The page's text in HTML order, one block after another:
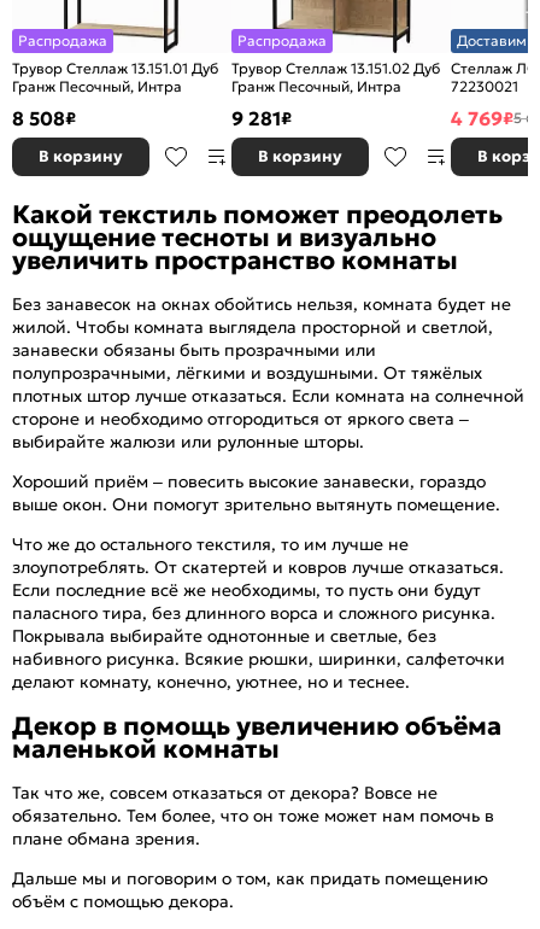
Распродажа
Трувор Стеллаж 13.151.01 Дуб
Гранж Песочный, Интра
8 508₽
В корзину
Распродажа
Трувор Стеллаж 13.151.02 Дуб
Гранж Песочный, Интра
9 281₽
В корзину
Доставим
Стеллаж
72230021
4 769₽5
В
Какой текстиль поможет преодолеть
ощущение тесноты и визуально
увеличить пространство комнаты
Без занавесок на окнах обойтись нельзя, комната будет не
жилой. Чтобы комната выглядела просторной и светлой,
занавески обязаны быть прозрачными или
полупрозрачными, лёгкими и воздушными. От тяжёлых
плотных штор лучше отказаться. Если комната на солнечной
стороне и необходимо отгородиться от яркого света –
выбирайте жалюзи или рулонные шторы.
Хороший приём – повесить высокие занавески, гораздо
выше окон. Они помогут зрительно вытянуть помещение.
Что же до остального текстиля, то им лучше не
злоупотреблять. От скатертей и ковров лучше отказаться.
Если последние всё же необходимы, то пусть они будут
паласного тира, без длинного ворса и сложного рисунка.
Покрывала выбирайте однотонные и светлые, без
набивного рисунка. Всякие рюшки, ширинки, салфеточки
делают комнату, конечно, уютнее, но и теснее.
Декор в помощь увеличению объёма
маленькой комнаты
Так что же, совсем отказаться от декора? Вовсе не
обязательно. Тем более, что он тоже может нам помочь в
плане обмана зрения.
Дальше мы и поговорим о том, как придать помещению
объём с помощью декора.